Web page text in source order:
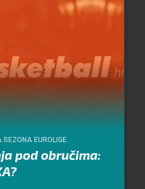
EUROLIGE.
pod obručima: